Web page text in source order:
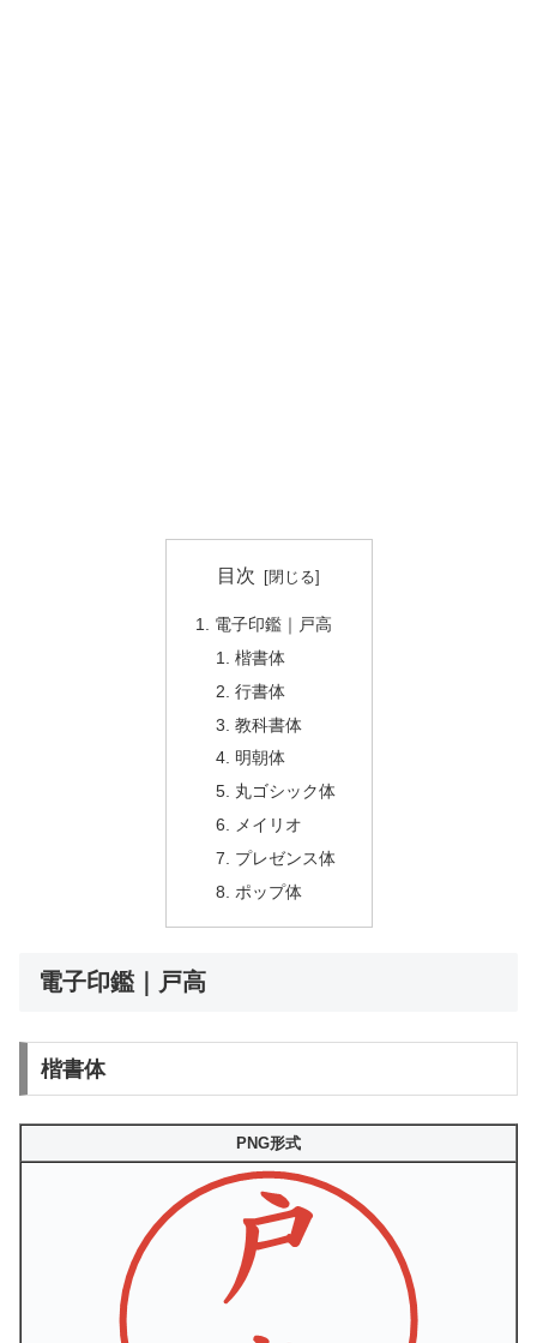
目次
電子印鑑｜戸高
楷書体
行書体
教科書体
明朝体
丸ゴシック体
メイリオ
プレゼンス体
ポップ体
電子印鑑｜戸高
楷書体
PNG形式